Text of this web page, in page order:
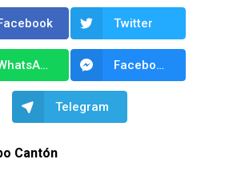
Twitter
WhatsApp Facebook Messenger
Telegram
Cantón